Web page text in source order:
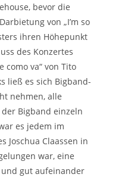
bevor die
von „I’m so
ihren Höhepunkt
des Konzertes
como va“ von Tito
ließ es sich Bigband-
nehmen, alle
Bigband einzeln
es jedem im
Joschua Claassen in
war, eine
gut aufeinander